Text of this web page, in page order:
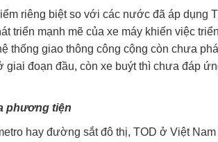
riêng biệt so với các nước đã áp dụng
triển mạnh mẽ của xe máy khiến việc
thống giao thông công cộng còn chưa
đoạn đầu, còn xe buýt thì chưa đáp
phương tiện
hay đường sắt đô thị, TOD ở Việt